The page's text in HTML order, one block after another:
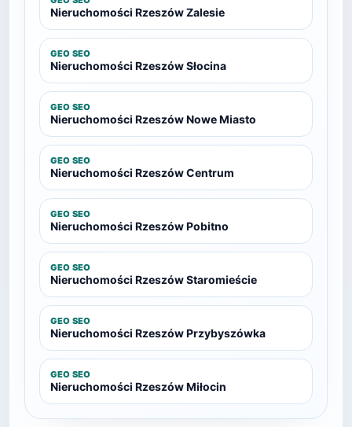
Nieruchomości Rzeszów Zalesie
GEO SEO
Nieruchomości Rzeszów Słocina
GEO SEO
Nieruchomości Rzeszów Nowe Miasto
GEO SEO
Nieruchomości Rzeszów Centrum
GEO SEO
Nieruchomości Rzeszów Pobitno
GEO SEO
Nieruchomości Rzeszów Staromieście
GEO SEO
Nieruchomości Rzeszów Przybyszówka
GEO SEO
Nieruchomości Rzeszów Miłocin